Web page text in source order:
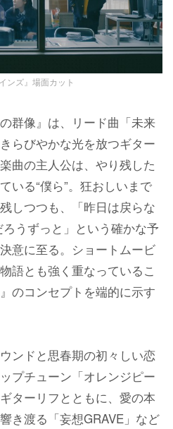
ンズ』場面カット
群像』は、リード曲「未来
らびやかな光を放つギター
曲の主人公は、やり残した
いる“僕ら”。狂おしいまで
しつつも、「昨日は戻らな
うずっと」という確かな予
意に至る。ショートムービ
語とも強く重なっているこ
のコンセプトを端的に示す
ンドと思春期の初々しい恋
プチューン「オレンジピー
ターリフとともに、愛の本
き渡る「妄想GRAVE」など